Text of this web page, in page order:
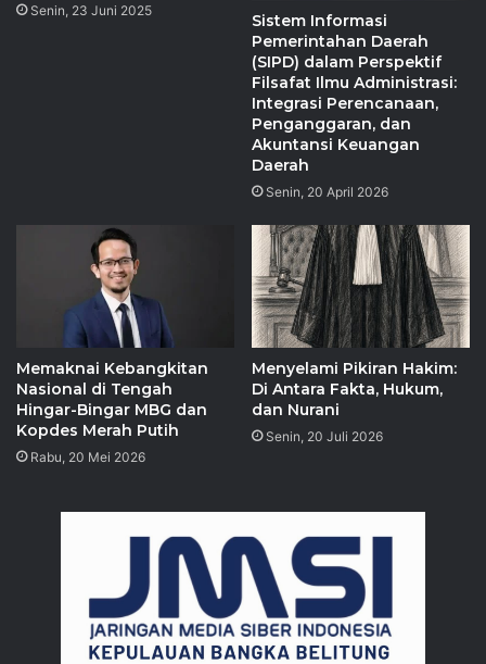
Senin, 23 Juni 2025
Sistem Informasi
Pemerintahan Daerah
(SIPD) dalam Perspektif
Filsafat Ilmu Administrasi:
Integrasi Perencanaan,
Penganggaran, dan
Akuntansi Keuangan
Daerah
Senin, 20 April 2026
Memaknai Kebangkitan
Nasional di Tengah
Hingar-Bingar MBG dan
Kopdes Merah Putih
Rabu, 20 Mei 2026
Menyelami Pikiran Hakim:
Di Antara Fakta, Hukum,
dan Nurani
Senin, 20 Juli 2026